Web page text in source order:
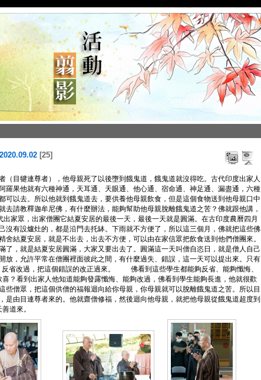
25
目犍連尊者），他母親死了以後墮到餓鬼道，餓鬼道就沒得吃。古代印度出家人
果他就有六種神通，天耳通、天眼通、他心通、宿命通、神足通、漏盡通，六種
以去。所以他就到餓鬼道去，要供養他母親飲食，但是這個食物送到他母親口中
請教釋迦牟尼佛，有什麼辦法，能夠幫助他母親脫離餓鬼道之苦？佛就跟他講，
眾，出家僧團它結夏安居的最後一天，最後一天就是圓滿。在古印度農曆四月
有設爐灶的，都是沿門去托缽。下雨就不方便了，所以這三個月，佛就把這些佛
結夏安居，就是不出去，出去不方便，可以由在家信眾把飲食送到他們僧團來。
，就是結夏安居圓滿，大家又要出去了。圓滿這一天叫僧自恣日，就是僧人自己
，允許平常在僧團裡面彼此之間，有什麼過失、錯誤，這一天可以提出來。只有
省改過，把這個錯誤的改正過來。 佛看到這些學生都能夠反省、能夠懺悔、
？看到出家人他知道能夠發露懺悔、能夠改過，佛看到學生能夠長進，他就很歡
僧眾，把這個供僧的福報迴向給你母親，你母親就可以脫離餓鬼道之苦。所以目
由目連尊者來的。他就齋僧修福，然後迴向他母親，就把他母親從餓鬼道超度到
善道來。